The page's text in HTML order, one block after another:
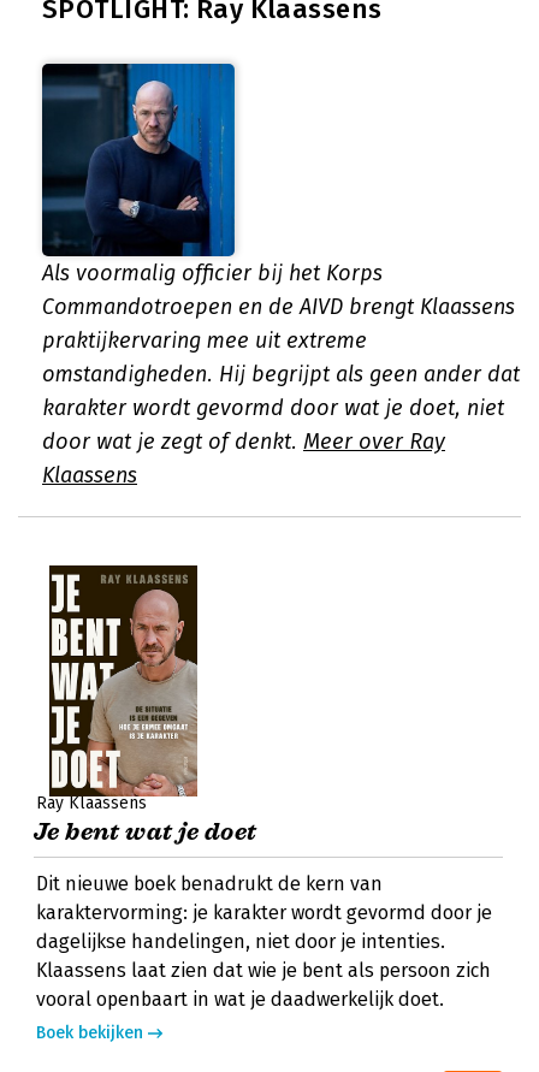
SPOTLIGHT: Ray Klaassens
Als voormalig officier bij het Korps
Commandotroepen en de AIVD brengt Klaassens
praktijkervaring mee uit extreme
omstandigheden. Hij begrijpt als geen ander dat
karakter wordt gevormd door wat je doet, niet
door wat je zegt of denkt. Meer over Ray
Klaassens
Ray Klaassens
Je bent wat je doet
Dit nieuwe boek benadrukt de kern van
karaktervorming: je karakter wordt gevormd door je
dagelijkse handelingen, niet door je intenties.
Klaassens laat zien dat wie je bent als persoon zich
vooral openbaart in wat je daadwerkelijk doet.
Boek bekijken